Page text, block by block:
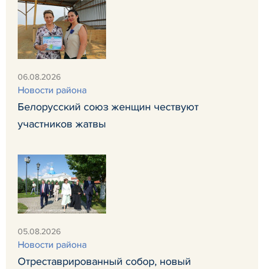
06.08.2026
Новости района
Белорусский союз женщин чествуют
участников жатвы
05.08.2026
Новости района
Отреставрированный собор, новый